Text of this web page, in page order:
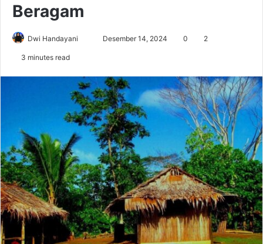
Beragam
Dwi Handayani
d
a
n
e
m
a
i
l
Desember 14, 2024 0 2
3 minutes read